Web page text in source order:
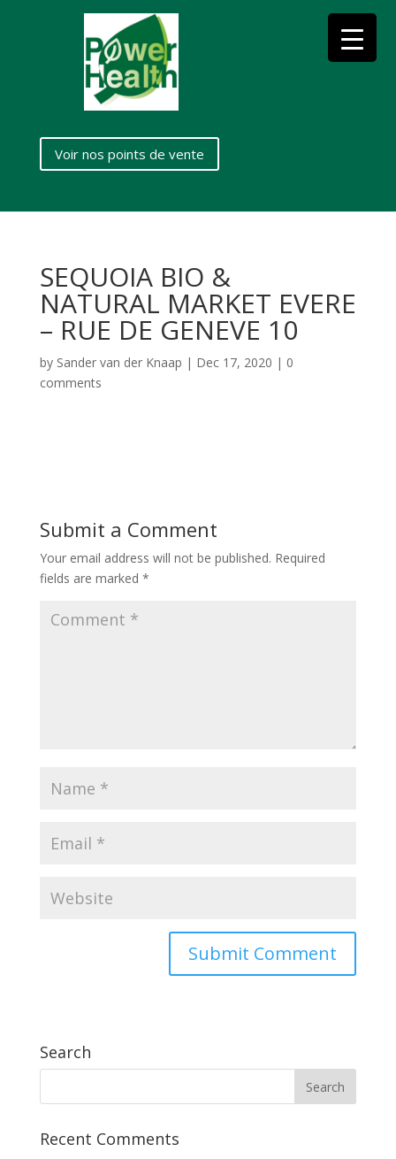
Voir nos points de vente
SEQUOIA BIO &
NATURAL MARKET EVERE
– RUE DE GENEVE 10
by Sander van der Knaap | Dec 17, 2020 | 0
comments
Submit a Comment
Your email address will not be published. Required
fields are marked *
Search
Recent Comments